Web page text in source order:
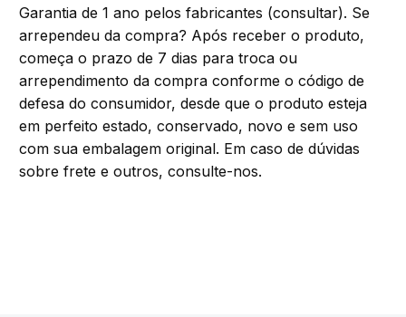
Garantia de 1 ano pelos fabricantes (consultar). Se
arrependeu da compra? Após receber o produto,
começa o prazo de 7 dias para troca ou
arrependimento da compra conforme o código de
defesa do consumidor, desde que o produto esteja
em perfeito estado, conservado, novo e sem uso
com sua embalagem original. Em caso de dúvidas
sobre frete e outros, consulte-nos.